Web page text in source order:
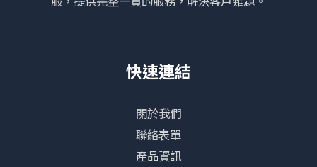
快速連結
關於我們
聯絡表單
產品資訊